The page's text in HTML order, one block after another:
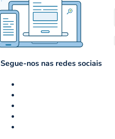
Segue-nos nas redes sociais